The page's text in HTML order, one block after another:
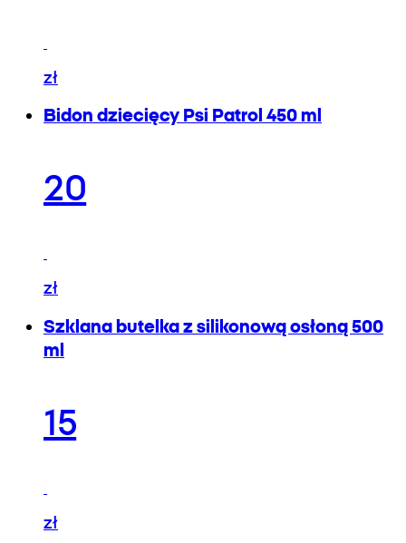
zł
Bidon dziecięcy Psi Patrol 450 ml
20
zł
Szklana butelka z silikonową osłoną 500
ml
15
zł